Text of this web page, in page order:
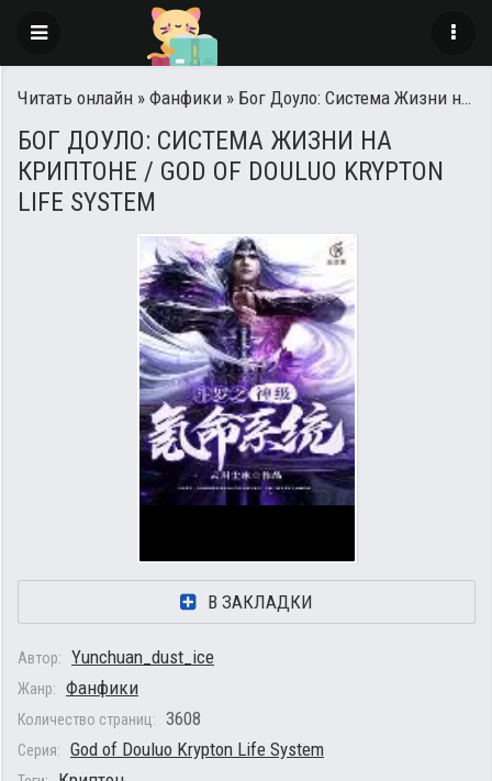
Читать онлайн » Фанфики » Бог Доуло: Система Жизни на Криптоне / God of Douluo Krypton Life System
БОГ ДОУЛО: СИСТЕМА ЖИЗНИ НА
КРИПТОНЕ / GOD OF DOULUO KRYPTON
LIFE SYSTEM
В ЗАКЛАДКИ
Автор: Yunchuan_dust_ice
Жанр: Фанфики
Количество страниц: 3608
Серия: God of Douluo Krypton Life System